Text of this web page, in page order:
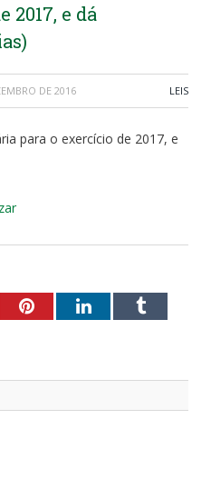
2017, e dá
DE 2016 LEIS
para o exercício de 2017, e
PinterestLinkedInTumblr